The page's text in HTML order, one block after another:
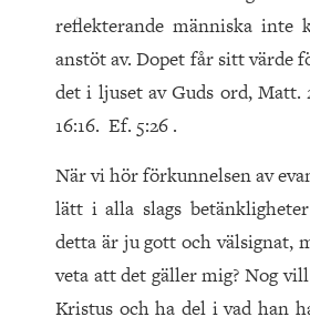
reflekterande människa inte
anstöt av. Dopet får sitt värde
det i ljuset av Guds ord, Matt.
16:16. Ef. 5:26 .
När vi hör förkunnelsen av
lätt i alla slags
detta är ju gott och välsignat,
veta att det gäller mig? Nog
Kristus och ha del i vad han